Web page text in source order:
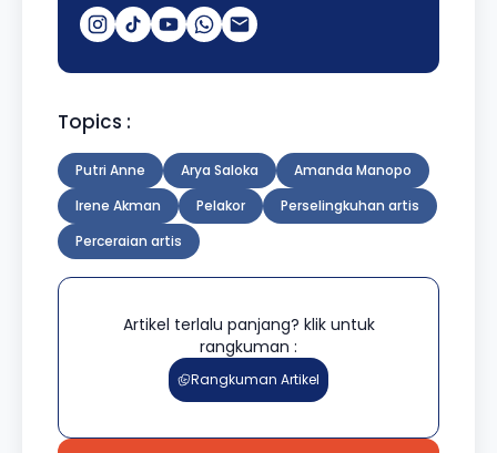
Topics :
Putri Anne Arya Saloka
Amanda Manopo
Irene Akman
Pelakor
Perselingkuhan artis
Perceraian artis
Artikel terlalu panjang? klik untuk
rangkuman :
Rangkuman Artikel